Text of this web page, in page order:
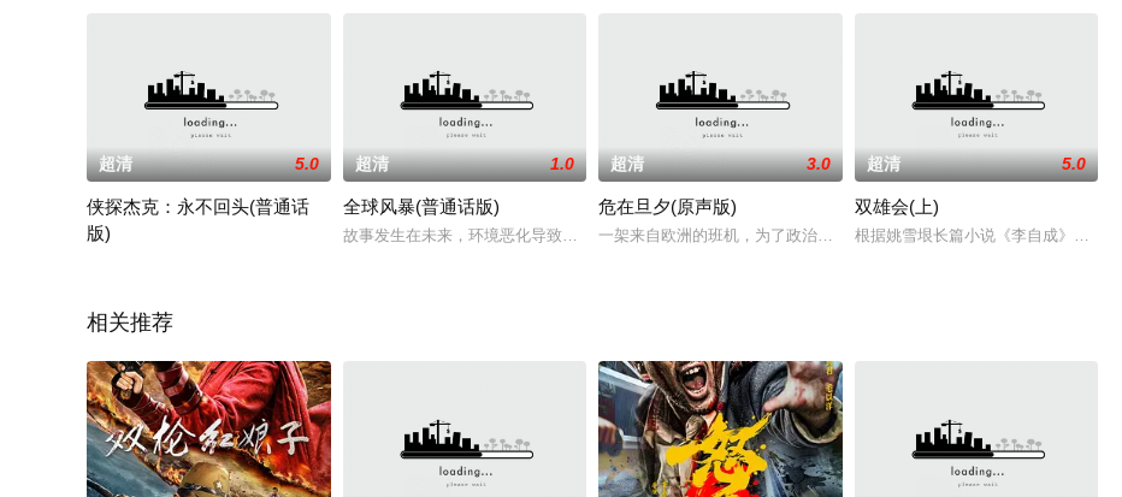
超清 5.0
侠探杰克：永不回头(普通话
版)
超清 1.0
全球风暴(普通话版)
故事发生在未来，环境恶化导致自然灾害愈演愈烈，因此世界各国通力合作，创造了能控制天气的强大气象卫星
超清 3.0
危在旦夕(原声版)
一架来自欧洲的班机，为了政治任务要飞越美国领空在机上，总统候选人
超清 5.0
双雄会(上)
根据姚雪垠长篇小说《李自成》片断
相关推荐